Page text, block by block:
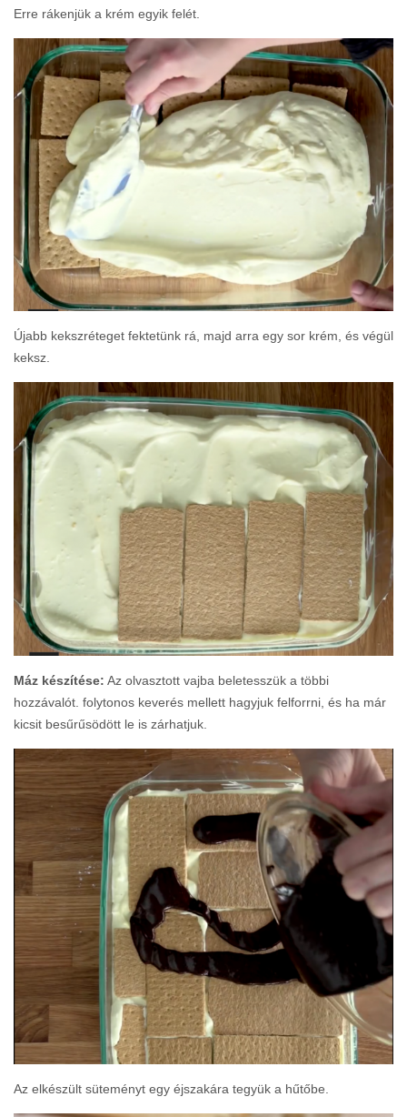
Erre rákenjük a krém egyik felét.
Újabb kekszréteget fektetünk rá, majd arra egy sor krém, és végül
keksz.
Máz készítése: Az olvasztott vajba beletesszük a többi
hozzávalót. folytonos keverés mellett hagyjuk felforrni, és ha már
kicsit besűrűsödött le is zárhatjuk.
Az elkészült süteményt egy éjszakára tegyük a hűtőbe.